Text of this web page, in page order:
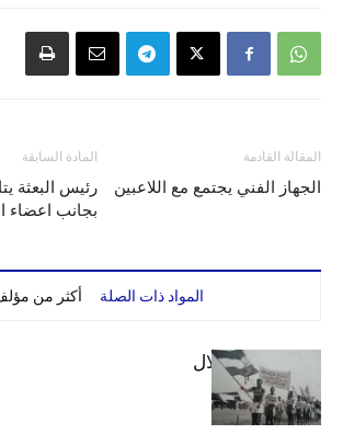
المادة السابقة
رئيس البعثة
بجانب اعضاء
المقالة القادمة
الجهاز الفني يجتمع مع اللاعبين
المواد ذات الصلة أكثر من
الهلال والاستقلال